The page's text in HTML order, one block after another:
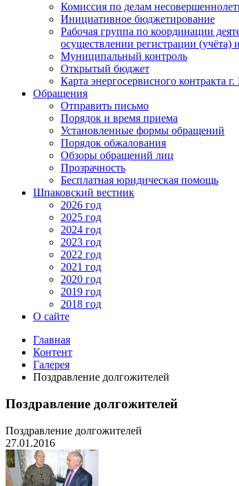
Комиссия по делам
Инициативное бюджетирование
Рабочая группа по координации
осуществлении регистрации (учёта)
Муниципальный контроль
Открытый бюджет
Карта энергосервисного контракта
Обращения
Отправить письмо
Порядок и время приема
Установленные формы обращений
Порядок обжалования
Обзоры обращений лиц
Прозрачность
Бесплатная юридическая помощь
Шпаковский вестник
2026 год
2025 год
2024 год
2023 год
2022 год
2021 год
2020 год
2019 год
2018 год
О сайте
Главная
Контент
Галерея
Поздравление долгожителей
Поздравление долгожителей
Поздравление долгожителей
27.01.2016